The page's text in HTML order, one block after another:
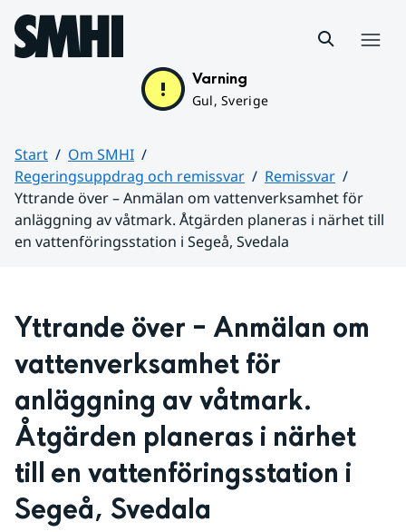
Hoppa till sidans innehåll
Varning
Gul, Sverige
Start
Om SMHI
Regeringsuppdrag och remissvar
Remissvar
Yttrande över – Anmälan om vattenverksamhet för
anläggning av våtmark. Åtgärden planeras i närhet till
en vattenföringsstation i Segeå, Svedala
Yttrande över – Anmälan om
vattenverksamhet för
anläggning av våtmark.
Åtgärden planeras i närhet
till en vattenföringsstation i
Segeå, Svedala